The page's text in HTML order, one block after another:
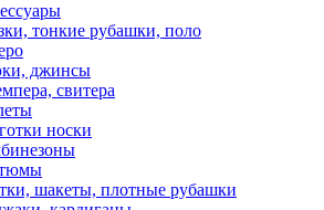
тонкие рубашки, поло
джинсы
свитера
носки
шакеты, плотные рубашки